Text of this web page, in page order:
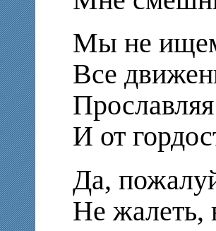
Мы не
Все
И от
Да,
Не жалеть,